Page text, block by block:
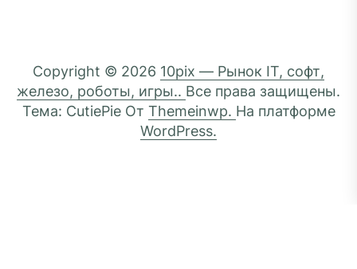
Copyright © 2026 10pix — Рынок IT, софт,
железо, роботы, игры.. Все права защищены.
Тема: CutiePie От Themeinwp. На платформе
WordPress.